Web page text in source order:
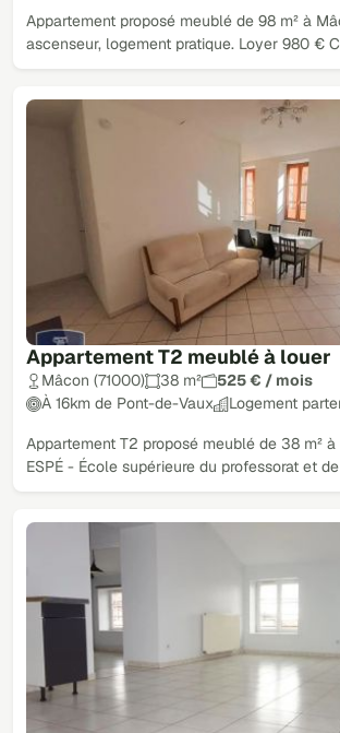
Appartement proposé meublé de 98 m² à
ascenseur, logement pratique. Loyer 980 €
Appartement T2 meublé à louer
Mâcon (71000) 38 m²
525 € / mois
À 16km de Pont-de-Vaux
Logement
Appartement T2 proposé meublé de 38 m²
ESPÉ - École supérieure du professorat et